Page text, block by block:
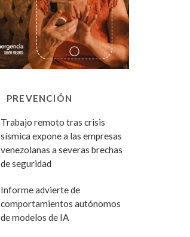
PREVENCIÓN
Trabajo remoto tras crisis
sísmica expone a las empresas
venezolanas a severas brechas
de seguridad
Informe advierte de
comportamientos autónomos
de modelos de IA